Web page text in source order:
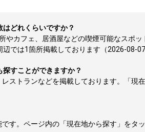
どれくらいですか？
やカフェ、居酒屋などの喫煙可能なスポ
では1箇所掲載しております（2026-08-07
すことができますか？
ストランなどを掲載しております。「現
す。ページ内の「現在地から探す」をタ